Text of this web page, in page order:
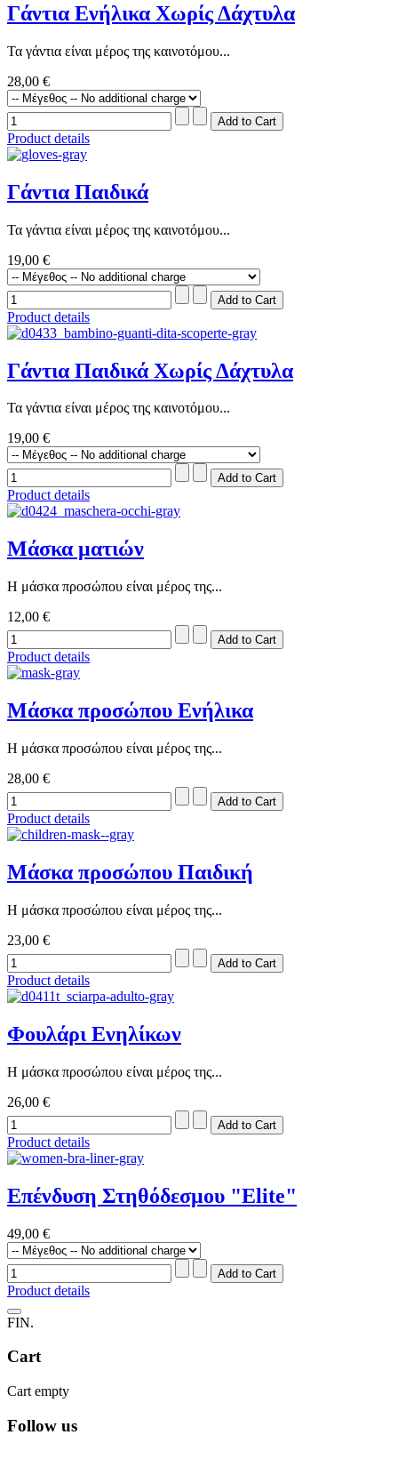
Γάντια Ενήλικα Χωρίς Δάχτυλα
Τα γάντια είναι μέρος της καινοτόμου...
28,00 €
Product details
Γάντια Παιδικά
Τα γάντια είναι μέρος της καινοτόμου...
19,00 €
Product details
Γάντια Παιδικά Χωρίς Δάχτυλα
Τα γάντια είναι μέρος της καινοτόμου...
19,00 €
Product details
Μάσκα ματιών
Η μάσκα προσώπου είναι μέρος της...
12,00 €
Product details
Μάσκα προσώπου Ενήλικα
Η μάσκα προσώπου είναι μέρος της...
28,00 €
Product details
Μάσκα προσώπου Παιδική
Η μάσκα προσώπου είναι μέρος της...
23,00 €
Product details
Φουλάρι Ενηλίκων
Η μάσκα προσώπου είναι μέρος της...
26,00 €
Product details
Επένδυση Στηθόδεσμου "Elite"
49,00 €
Product details
FIN.
Cart
Cart empty
Follow us